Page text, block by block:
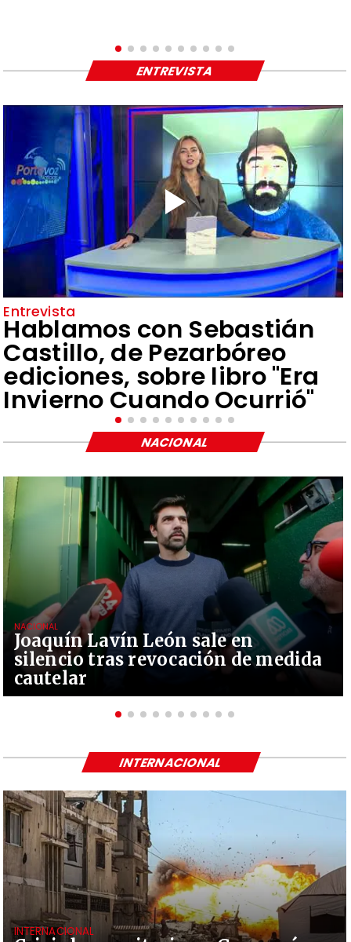
Entrevista
Hablamos con Sebastián
Castillo, de Pezarbóreo
ediciones, sobre libro "Era
Invierno Cuando Ocurrió"
ENTREVISTA
Joaquín Lavín León sale en
silencio tras revocación de medida
cautelar
NACIONAL
NACIONAL
INTERNACIONAL
INTERNACIONAL